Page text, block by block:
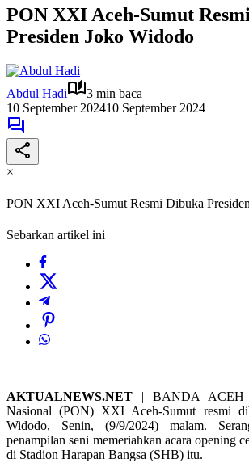
PON XXI Aceh-Sumut
Presiden Joko Widodo
Abdul Hadi
3 min baca
10 September 202410 September 2024
×
PON XXI Aceh-Sumut Resmi Dibuka
Sebarkan artikel ini
AKTUALNEWS.NET | BANDA ACEH
Nasional (PON) XXI Aceh-Sumut resmi
Widodo, Senin, (9/9/2024) malam.
penampilan seni memeriahkan acara opening
di Stadion Harapan Bangsa (SHB) itu.